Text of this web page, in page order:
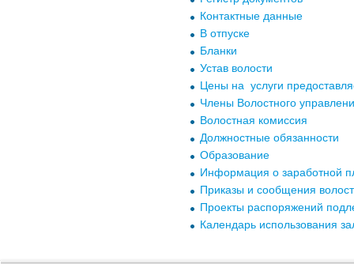
Контактные данные
В отпуске
Бланки
Устав волости
Цены на услуги
Члены Волостного
Волостная комиссия
Должностные обязанности
Образование
Информация о заработной
Приказы и сообщения
Проекты распоряжений
Календарь использования